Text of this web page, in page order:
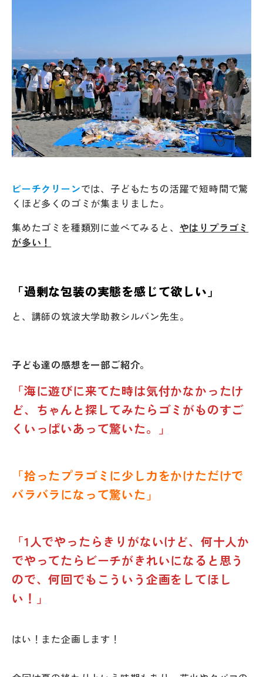
ビーチクリーンでは、子どもたちの活躍で短時間で驚
くほど多くのゴミが集まりました。
集めたゴミを種類別に並べてみると、 やはりプラゴミ
が多い！
「過剰な包装の実態を感じて欲しい」
と、講師の筑波大学助教シルバン先生。
子ども達の感想を一部ご紹介。
「海に遊びに来てた時は気付かなかったけ
ど、ちゃんと探してみたらゴミがものすご
くいっぱいあって驚いた。」
「拾ったプラゴミに少し力をかけただけで
バラバラになって驚いた」
「1人でやったらきりがないけど、何十人か
でやってたらビーチがきれいになると思う
ので、何回でもこういう企画をしてほし
い！」
はい！また企画します！